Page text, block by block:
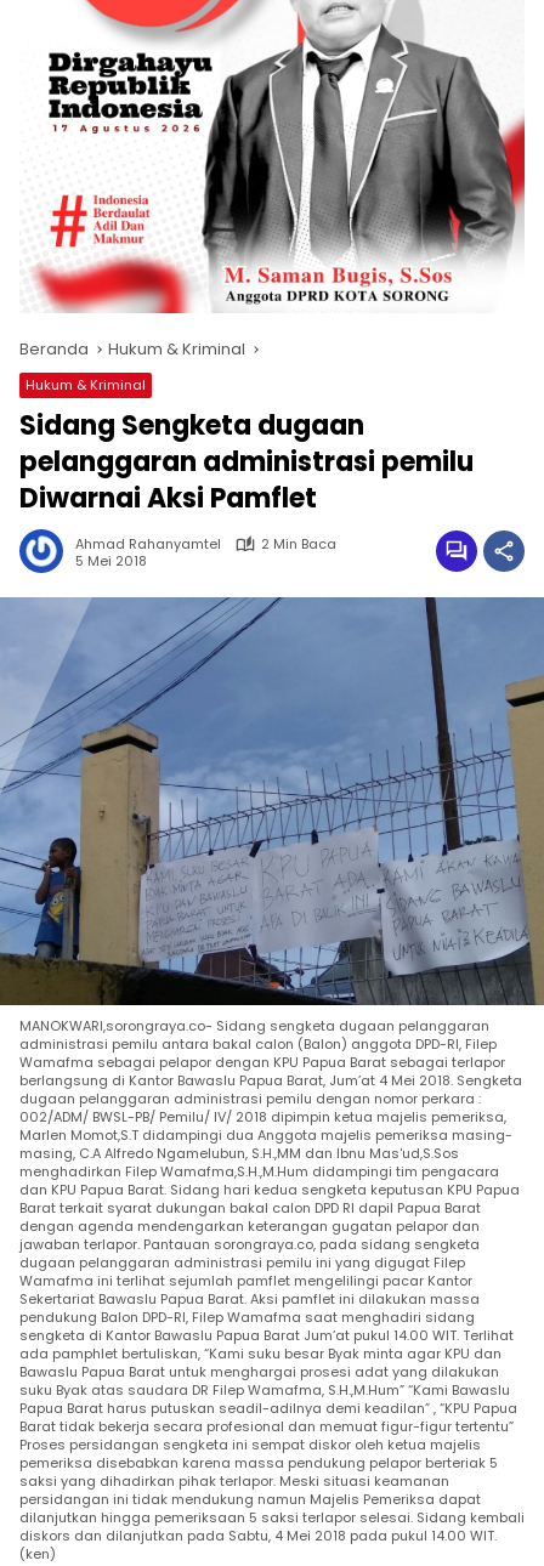
Beranda Hukum & Kriminal
Hukum & Kriminal
Sidang Sengketa dugaan
pelanggaran administrasi pemilu
Diwarnai Aksi Pamflet
Ahmad Rahanyamtel
2 Min Baca
5 Mei 2018
MANOKWARI,sorongraya.co- Sidang sengketa dugaan pelanggaran
administrasi pemilu antara bakal calon (Balon) anggota DPD-RI, Filep
Wamafma sebagai pelapor dengan KPU Papua Barat sebagai terlapor
berlangsung di Kantor Bawaslu Papua Barat, Jum’at 4 Mei 2018. Sengketa
dugaan pelanggaran administrasi pemilu dengan nomor perkara :
002/ADM/ BWSL-PB/ Pemilu/ IV/ 2018 dipimpin ketua majelis pemeriksa,
Marlen Momot,S.T didampingi dua Anggota majelis pemeriksa masing-
masing, C.A Alfredo Ngamelubun, S.H.,MM dan Ibnu Mas'ud,S.Sos
menghadirkan Filep Wamafma,S.H.,M.Hum didampingi tim pengacara
dan KPU Papua Barat. Sidang hari kedua sengketa keputusan KPU Papua
Barat terkait syarat dukungan bakal calon DPD RI dapil Papua Barat
dengan agenda mendengarkan keterangan gugatan pelapor dan
jawaban terlapor. Pantauan sorongraya.co, pada sidang sengketa
dugaan pelanggaran administrasi pemilu ini yang digugat Filep
Wamafma ini terlihat sejumlah pamflet mengelilingi pacar Kantor
Sekertariat Bawaslu Papua Barat. Aksi pamflet ini dilakukan massa
pendukung Balon DPD-RI, Filep Wamafma saat menghadiri sidang
sengketa di Kantor Bawaslu Papua Barat Jum’at pukul 14.00 WIT. Terlihat
ada pamphlet bertuliskan, “Kami suku besar Byak minta agar KPU dan
Bawaslu Papua Barat untuk menghargai prosesi adat yang dilakukan
suku Byak atas saudara DR Filep Wamafma, S.H.,M.Hum” “Kami Bawaslu
Papua Barat harus putuskan seadil-adilnya demi keadilan” , “KPU Papua
Barat tidak bekerja secara profesional dan memuat figur-figur tertentu”
Proses persidangan sengketa ini sempat diskor oleh ketua majelis
pemeriksa disebabkan karena massa pendukung pelapor berteriak 5
saksi yang dihadirkan pihak terlapor. Meski situasi keamanan
persidangan ini tidak mendukung namun Majelis Pemeriksa dapat
dilanjutkan hingga pemeriksaan 5 saksi terlapor selesai. Sidang kembali
diskors dan dilanjutkan pada Sabtu, 4 Mei 2018 pada pukul 14.00 WIT.
(ken)